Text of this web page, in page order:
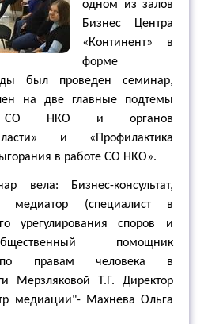
одном из залов
Бизнес Центра
«Континент» в
форме
был проведен семинар,
на две главные подтемы
СО НКО и органов
и «Профилактика
в работе СО НКО».
вела: Бизнес-консультат,
медиатор (специалист в
урегулирования споров и
помощник
по правам человека в
Мерзляковой Т.Г. Директор
медиации"- Махнева Ольга